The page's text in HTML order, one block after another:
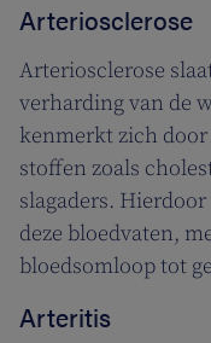
Arteriosclerose
Arteriosclerose
verharding van de
kenmerkt zich
stoffen zoals
slagaders.
deze bloedvaten,
bloedsomloop tot
Arteritis